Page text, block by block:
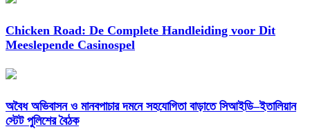
Chicken Road: De Complete Handleiding voor Dit
Meeslepende Casinospel
অবৈধ অভিবাসন ও মানবপাচার দমনে সহযোগিতা বাড়াতে সিআইডি–ইতালিয়ান
স্টেট পুলিশের বৈঠক